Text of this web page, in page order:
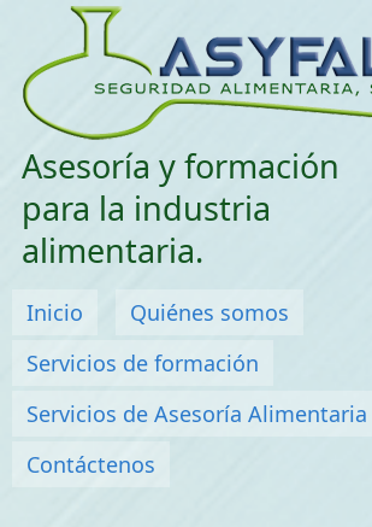
Asesoría y formación
para la industria
alimentaria.
Menú principal
Inicio
Quiénes somos
Servicios de formación
Servicios de Asesoría Alimentaria
Contáctenos